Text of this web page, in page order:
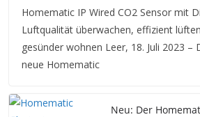
Homematic IP Wired CO2 Sensor mit
Luftqualität überwachen, effizient
gesünder wohnen Leer, 18. Juli 2023 –
neue Homematic
Neu: Der